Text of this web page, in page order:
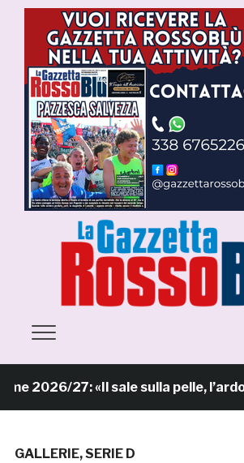
27: «Il sale sulla pelle, l’ardore
GALLERIE,SERIE D